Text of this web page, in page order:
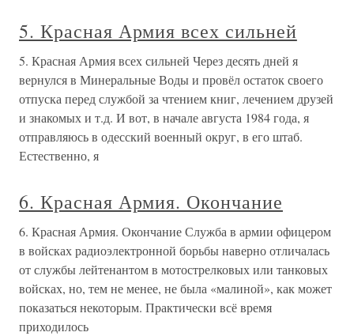
5. Красная Армия всех сильней
5. Красная Армия всех сильней Через десять дней я
вернулся в Минеральные Воды и провёл остаток своего
отпуска перед службой за чтением книг, лечением друзей
и знакомых и т.д. И вот, в начале августа 1984 года, я
отправляюсь в одесский военный округ, в его штаб.
Естественно, я
6. Красная Армия. Окончание
6. Красная Армия. Окончание Служба в армии офицером
в войсках радиоэлектронной борьбы наверно отличалась
от службы лейтенантом в мотострелковых или танковых
войсках, но, тем не менее, не была «малиной», как может
показаться некоторым. Практически всё время
приходилось